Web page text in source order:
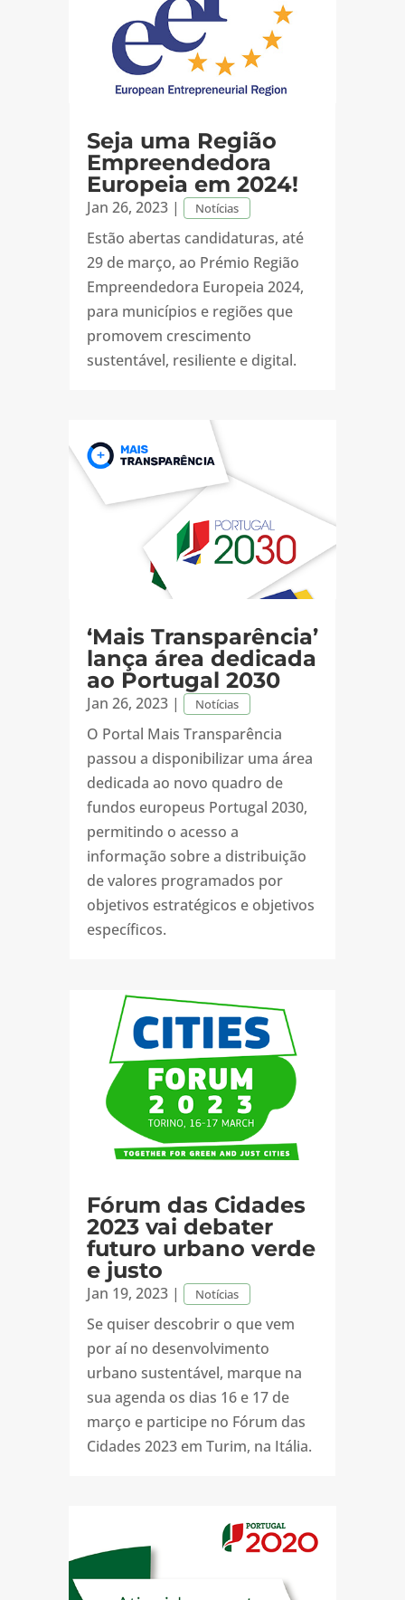
Seja uma Região
Empreendedora
Europeia em 2024!
Jan 26, 2023| Notícias
Estão abertas candidaturas, até
29 de março, ao Prémio Região
Empreendedora Europeia 2024,
para municípios e regiões que
promovem crescimento
sustentável, resiliente e digital.
‘Mais Transparência’
lança área dedicada
ao Portugal 2030
Jan 26, 2023| Notícias
O Portal Mais Transparência
passou a disponibilizar uma área
dedicada ao novo quadro de
fundos europeus Portugal 2030,
permitindo o acesso a
informação sobre a distribuição
de valores programados por
objetivos estratégicos e objetivos
específicos.
Fórum das Cidades
2023 vai debater
futuro urbano verde
e justo
Jan 19, 2023| Notícias
Se quiser descobrir o que vem
por aí no desenvolvimento
urbano sustentável, marque na
sua agenda os dias 16 e 17 de
março e participe no Fórum das
Cidades 2023 em Turim, na Itália.